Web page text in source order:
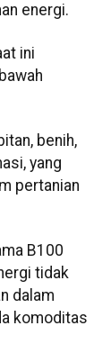
energi.
ini
benih,
yang
pertanian
B100
tidak
dalam
komoditas